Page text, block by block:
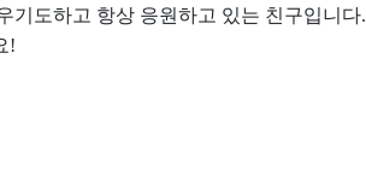
기도하고 항상 응원하고 있는 친구입니다.
!